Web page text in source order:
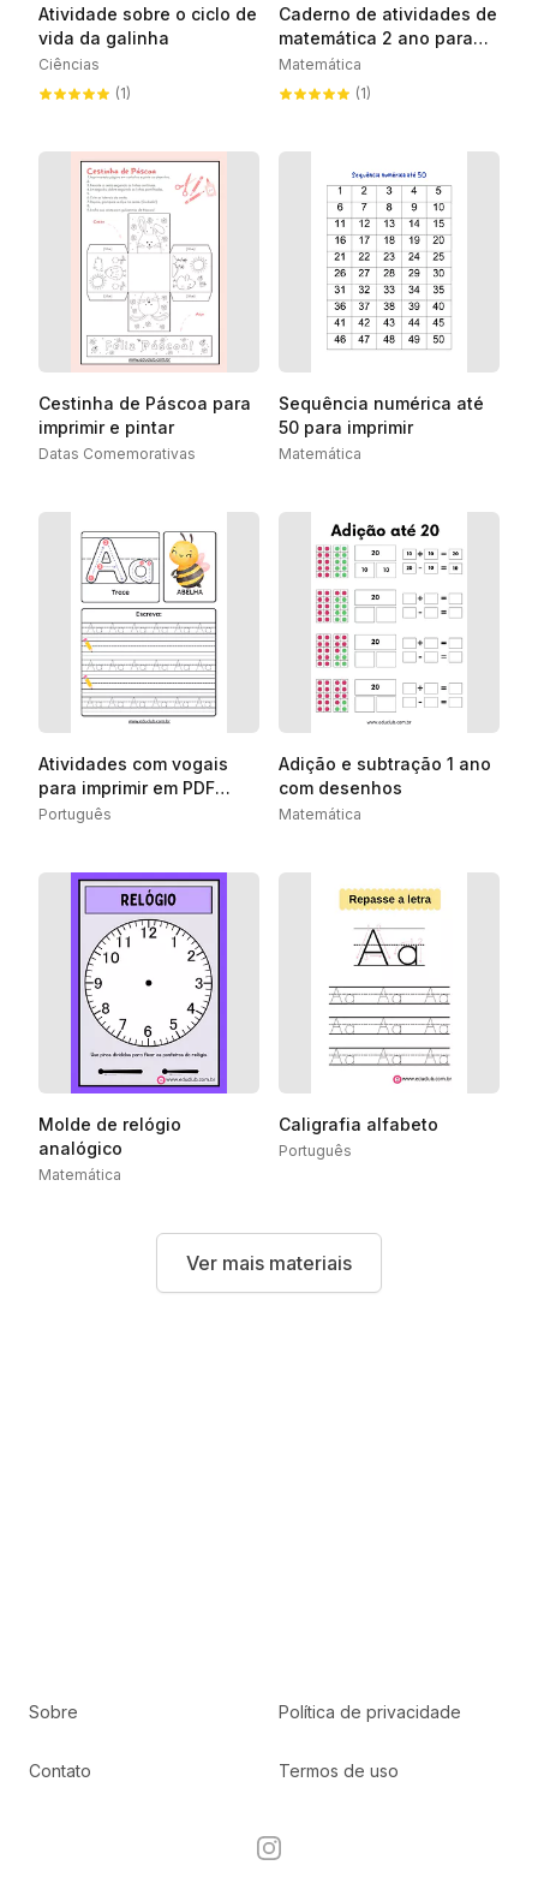
Atividade sobre o ciclo de
vida da galinha
Ciências
(1)
Caderno de atividades de
matemática 2 ano para
imprimir
Matemática
(1)
Cestinha de Páscoa para
imprimir e pintar
Datas Comemorativas
Sequência numérica até
50 para imprimir
Matemática
Atividades com vogais
para imprimir em PDF
grátis
Português
Adição e subtração 1 ano
com desenhos
Matemática
Molde de relógio
analógico
Matemática
Caligrafia alfabeto
Português
Ver mais materiais
Sobre
Contato
Política de privacidade
Termos de uso
Instagram